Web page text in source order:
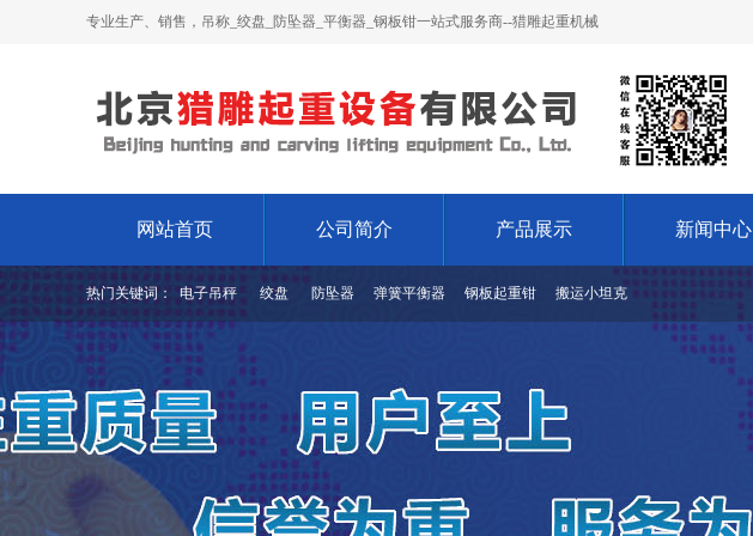
专业生产、销售，吊称_绞盘_防坠器_平衡器_钢板钳一站式服务商--猎雕起重机械
网站首页 公司简介 产品展示 新闻中心
热门关键词：电子吊秤 绞盘 防坠器 弹簧平衡器 钢板起重钳 搬运小坦克